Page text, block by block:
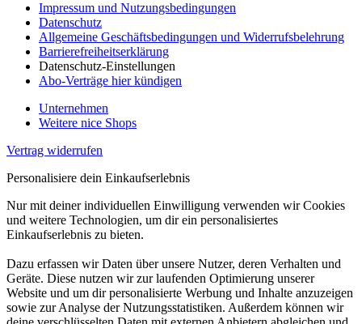
Impressum und Nutzungsbedingungen
Datenschutz
Allgemeine Geschäftsbedingungen und Widerrufsbelehrung
Barrierefreiheitserklärung
Datenschutz-Einstellungen
Abo-Verträge hier kündigen
Unternehmen
Weitere nice Shops
Vertrag widerrufen
Personalisiere dein Einkaufserlebnis
Nur mit deiner individuellen Einwilligung verwenden wir Cookies
und weitere Technologien, um dir ein personalisiertes
Einkaufserlebnis zu bieten.
Dazu erfassen wir Daten über unsere Nutzer, deren Verhalten und
Geräte. Diese nutzen wir zur laufenden Optimierung unserer
Website und um dir personalisierte Werbung und Inhalte anzuzeigen
sowie zur Analyse der Nutzungsstatistiken. Außerdem können wir